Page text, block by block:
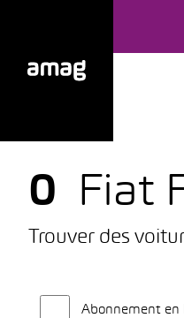
0 Fiat
Trouver des
Abonnement en